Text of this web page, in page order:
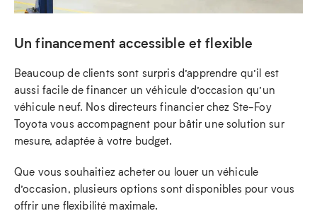
Un financement accessible et flexible
Beaucoup de clients sont surpris d’apprendre qu’il est
aussi facile de financer un véhicule d’occasion qu’un
véhicule neuf. Nos directeurs financier chez Ste-Foy
Toyota vous accompagnent pour bâtir une solution sur
mesure, adaptée à votre budget.
Que vous souhaitiez acheter ou louer un véhicule
d’occasion, plusieurs options sont disponibles pour vous
offrir une flexibilité maximale.